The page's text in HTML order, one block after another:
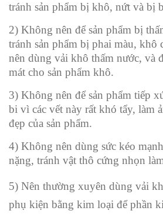
tránh sản phẩm bị khô, nứt và bị
2) Không nên để sản phẩm bị
tránh sản phẩm bị phai màu, khô
nên dùng vải khô thấm nước, và
mát cho sản phẩm khô.
3) Không nên để sản phẩm tiếp
bi vì các vết này rất khó tẩy, làm
đẹp của sản phẩm.
4) Không nên dùng sức kéo
nặng, tránh vật thô cứng nhọn
5) Nên thường xuyên dùng vải
phụ kiện bằng kim loại để phần